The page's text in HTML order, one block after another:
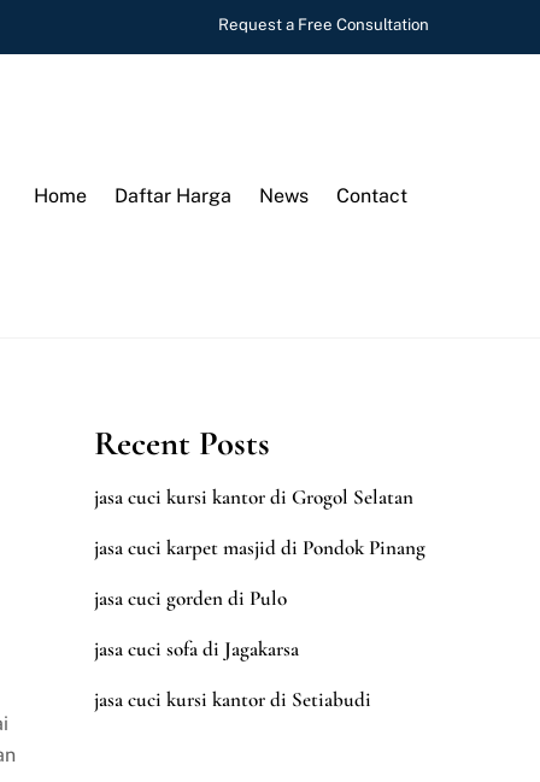
Request a Free Consultation
Home Daftar Harga News Contact
Recent Posts
jasa cuci kursi kantor di Grogol Selatan
jasa cuci karpet masjid di Pondok Pinang
jasa cuci gorden di Pulo
jasa cuci sofa di Jagakarsa
jasa cuci kursi kantor di Setiabudi